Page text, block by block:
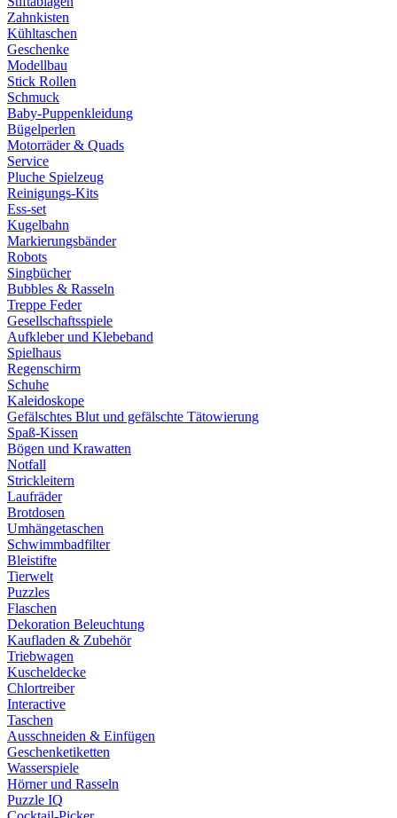
Zahnkisten
Kühltaschen
Geschenke
Modellbau
Stick Rollen
Schmuck
Baby-Puppenkleidung
Bügelperlen
Motorräder & Quads
Service
Pluche Spielzeug
Reinigungs-Kits
Ess-set
Kugelbahn
Markierungsbänder
Robots
Singbücher
Bubbles & Rasseln
Treppe Feder
Gesellschaftsspiele
Aufkleber und Klebeband
Spielhaus
Regenschirm
Schuhe
Kaleidoskope
Gefälschtes Blut und gefälschte Tätowierung
Spaß-Kissen
Bögen und Krawatten
Notfall
Strickleitern
Laufräder
Brotdosen
Umhängetaschen
Schwimmbadfilter
Bleistifte
Tierwelt
Puzzles
Flaschen
Dekoration Beleuchtung
Kaufladen & Zubehör
Triebwagen
Kuscheldecke
Chlortreiber
Interactive
Taschen
Ausschneiden & Einfügen
Geschenketiketten
Wasserspiele
Hörner und Rasseln
Puzzle IQ